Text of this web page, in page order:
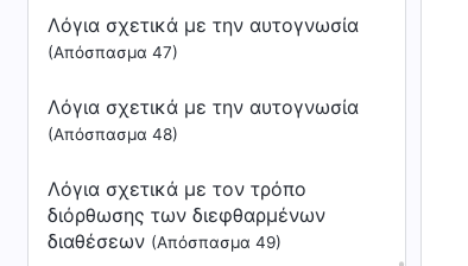
Λόγια σχετικά με την αυτογνωσία
(Απόσπασμα 47)
Λόγια σχετικά με την αυτογνωσία
(Απόσπασμα 48)
Λόγια σχετικά με τον τρόπο
διόρθωσης των διεφθαρμένων
διαθέσεων (Απόσπασμα 49)